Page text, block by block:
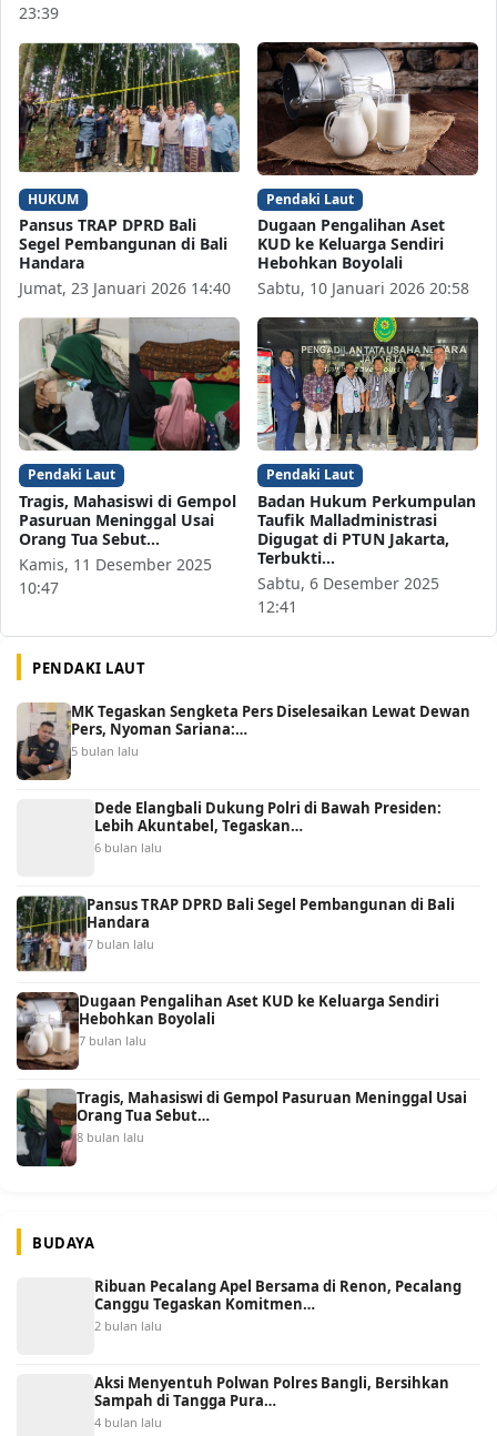
23:39
HUKUM
Pansus TRAP DPRD Bali
Segel Pembangunan di Bali
Handara
Jumat, 23 Januari 2026 14:40
Pendaki Laut
Dugaan Pengalihan Aset
KUD ke Keluarga Sendiri
Hebohkan Boyolali
Sabtu, 10 Januari 2026 20:58
Pendaki Laut
Tragis, Mahasiswi di Gempol
Pasuruan Meninggal Usai
Orang Tua Sebut…
Kamis, 11 Desember 2025
10:47
Pendaki Laut
Badan Hukum Perkumpulan
Taufik Malladministrasi
Digugat di PTUN Jakarta,
Terbukti…
Sabtu, 6 Desember 2025
12:41
PENDAKI LAUT
MK Tegaskan Sengketa Pers Diselesaikan Lewat Dewan
Pers, Nyoman Sariana:…
5 bulan lalu
Dede Elangbali Dukung Polri di Bawah Presiden:
Lebih Akuntabel, Tegaskan…
6 bulan lalu
Pansus TRAP DPRD Bali Segel Pembangunan di Bali
Handara
7 bulan lalu
Dugaan Pengalihan Aset KUD ke Keluarga Sendiri
Hebohkan Boyolali
7 bulan lalu
Tragis, Mahasiswi di Gempol Pasuruan Meninggal Usai
Orang Tua Sebut…
8 bulan lalu
BUDAYA
Ribuan Pecalang Apel Bersama di Renon, Pecalang
Canggu Tegaskan Komitmen…
2 bulan lalu
Aksi Menyentuh Polwan Polres Bangli, Bersihkan
Sampah di Tangga Pura…
4 bulan lalu